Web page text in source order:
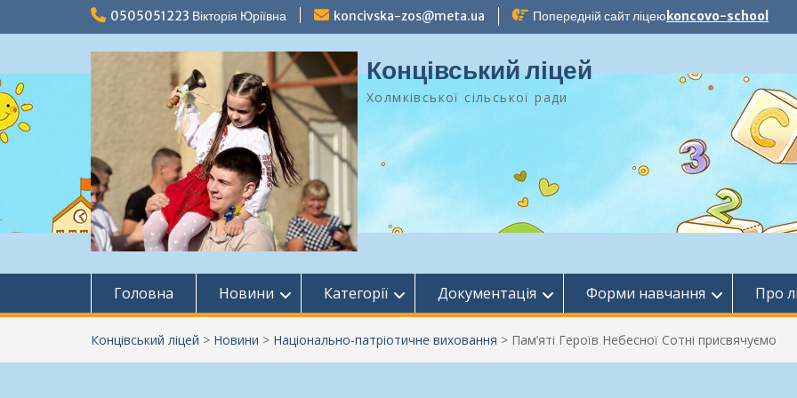
0505051223 Вікторія Юріївна koncivska-zos@meta.ua Попередній сайт ліцею koncovo-school
Концівський ліцей
Холмківської сільської ради
Головна Новини Категорії Документація Форми навчання Про
Концівський ліцей > Новини > Національно-патріотичне виховання > Пам’яті Героїв Небесної Сотні присвячуємо